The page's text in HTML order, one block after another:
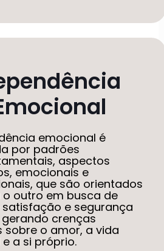
emocional é
por padrões
aspectos
emocionais e
que são orientados
outro em busca de
e segurança
crenças
sobre o amor, a vida
a si próprio.